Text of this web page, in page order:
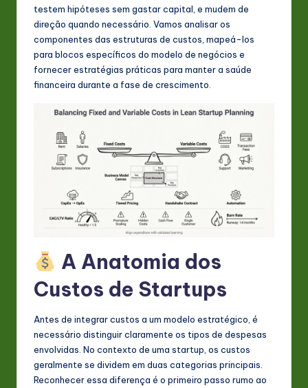
in
In
o
testem hipóteses sem gastar capital, e mudem de
direção quando necessário. Vamos analisar os
componentes das estruturas de custos, mapeá-los
para blocos específicos do modelo de negócios e
fornecer estratégias práticas para manter a saúde
financeira durante a fase de crescimento.
A Anatomia dos
Custos de Startups
Antes de integrar custos a um modelo estratégico, é
necessário distinguir claramente os tipos de despesas
envolvidas. No contexto de uma startup, os custos
geralmente se dividem em duas categorias principais.
Reconhecer essa diferença é o primeiro passo rumo ao